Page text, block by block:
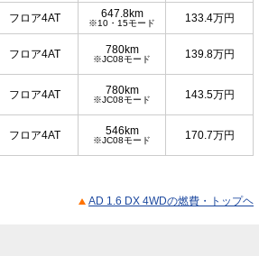
フロア4AT 647.8km
※10・15モード 133.4万円
フロア4AT 780km
※JC08モード 139.8万円
フロア4AT 780km
※JC08モード 143.5万円
フロア4AT 546km
※JC08モード 170.7万円
AD 1.6 DX 4WDの燃費・トップヘ